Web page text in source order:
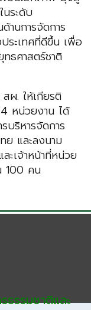
นระดับ
านการจัดการ
ระเทศที่ดีขึ้น เพื่อ
ธศาสตร์ชาติ
ผ. ให้เกียรติ
หน่วยงาน ได้
บริหารจัดการ
ย และลงนาม
ะเจ้าหน้าที่หน่วย
100 คน
ธรรมชาติและ